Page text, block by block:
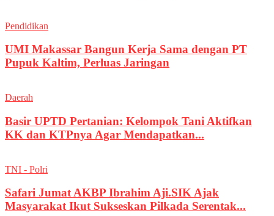
Pendidikan
UMI Makassar Bangun Kerja Sama dengan PT
Pupuk Kaltim, Perluas Jaringan
Daerah
Basir UPTD Pertanian: Kelompok Tani Aktifkan
KK dan KTPnya Agar Mendapatkan...
TNI - Polri
Safari Jumat AKBP Ibrahim Aji.SIK Ajak
Masyarakat Ikut Sukseskan Pilkada Serentak...